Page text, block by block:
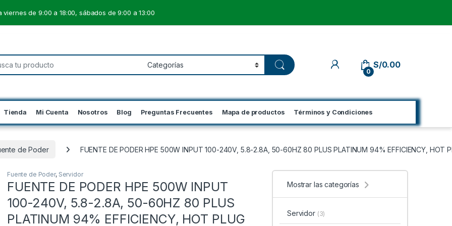
viernes de 9:00 a 18:00, sábados de 9:00 a 13:00
for:
My Account
0
S/0.00
Tienda Mi Cuenta Nosotros Blog Preguntas Frecuentes Mapa de productos Términos y Condiciones
de Poder FUENTE DE PODER HPE 500W INPUT 100-240V, 5.8-2.8A, 50-60HZ 80 PLUS PLATINUM 94% EFFICIENCY, HOT
Fuente de Poder, Servidor
FUENTE DE PODER HPE 500W INPUT
100-240V, 5.8-2.8A, 50-60HZ 80 PLUS
PLATINUM 94% EFFICIENCY, HOT PLUG
Mostrar las categorías
Servidor (3)